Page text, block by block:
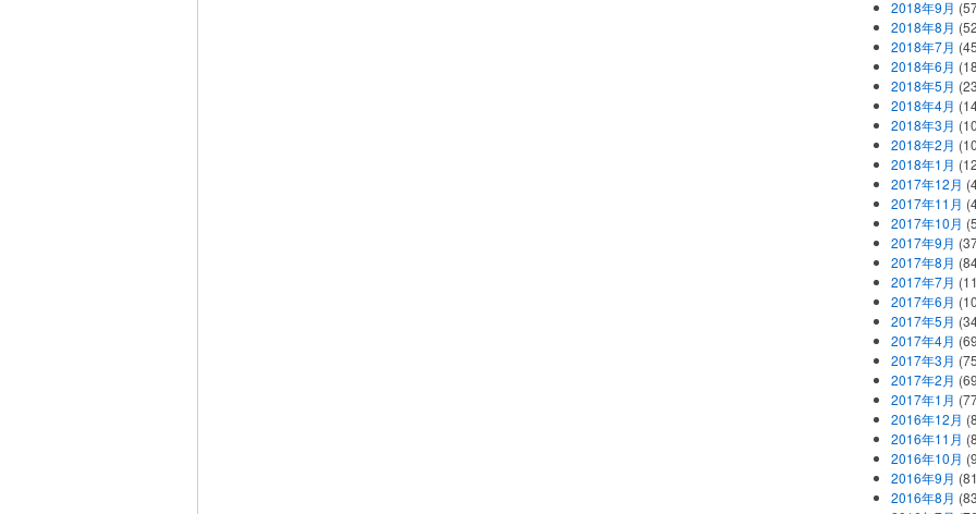
2018年9月
2018年8月
2018年7月
2018年6月
2018年5月
2018年4月
2018年3月
2018年2月
2018年1月
2017年12月
2017年11月
2017年10月
2017年9月
2017年8月
2017年7月
2017年6月
2017年5月
2017年4月
2017年3月
2017年2月
2017年1月
2016年12月
2016年11月
2016年10月
2016年9月
2016年8月